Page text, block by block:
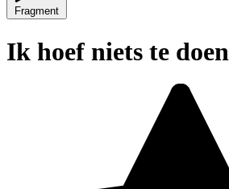
Fragment
Ik hoef niets te doen